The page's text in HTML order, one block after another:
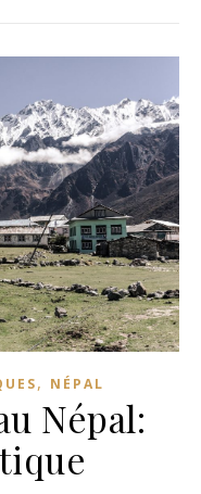
, NÉPAL
Népal: